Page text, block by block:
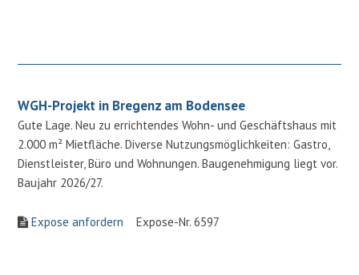
WGH-Projekt in Bregenz am Bodensee
Gute Lage. Neu zu errichtendes Wohn- und Geschäftshaus mit
2.000 m² Mietfläche. Diverse Nutzungsmöglichkeiten: Gastro,
Dienstleister, Büro und Wohnungen. Baugenehmigung liegt vor.
Baujahr 2026/27.
Expose anfordern Expose-Nr. 6597